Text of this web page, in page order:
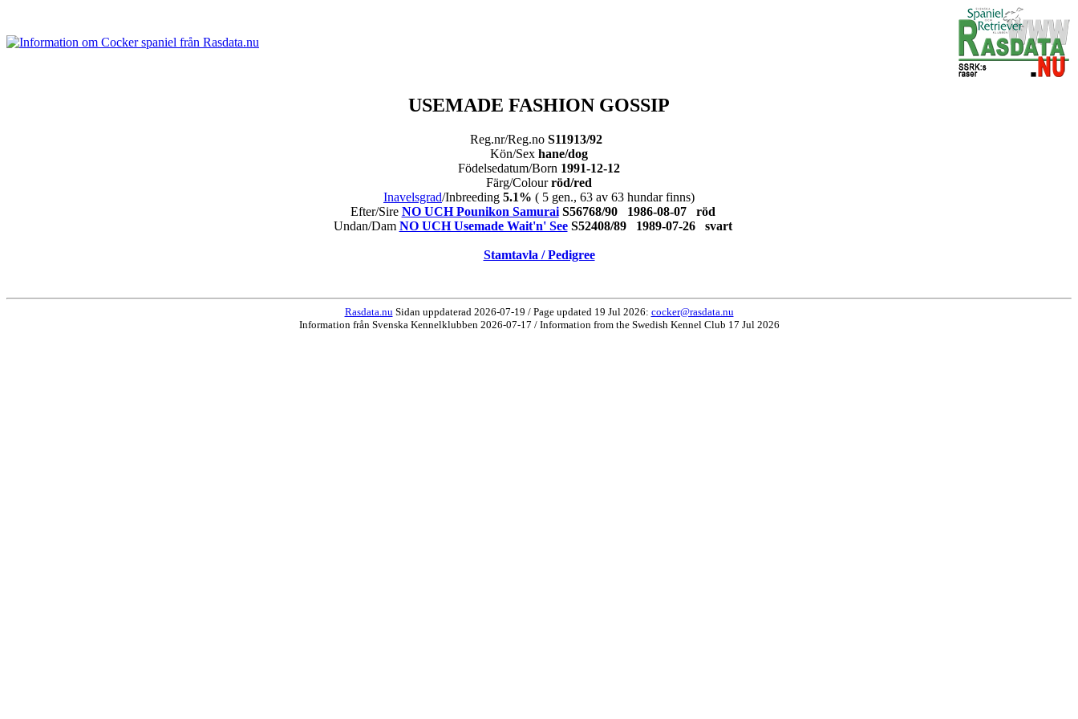
USEMADE FASHION GOSSIP
Reg.nr/Reg.no S11913/92
Kön/Sex hane/dog
Födelsedatum/Born 1991-12-12
Färg/Colourröd/red
Inavelsgrad/Inbreeding 5.1% ( 5 gen., 63 av 63 hundar finns)
Efter/Sire NO UCH Pounikon SamuraiS56768/90 1986-08-07 röd
Undan/Dam NO UCH Usemade Wait'n' SeeS52408/89 1989-07-26 svart
Stamtavla / Pedigree
Rasdata.nu Sidan uppdaterad 2026-07-19 / Page updated 19 Jul 2026: cocker@rasdata.nu
Information från Svenska Kennelklubben 2026-07-17 / Information from the Swedish Kennel Club 17 Jul 2026